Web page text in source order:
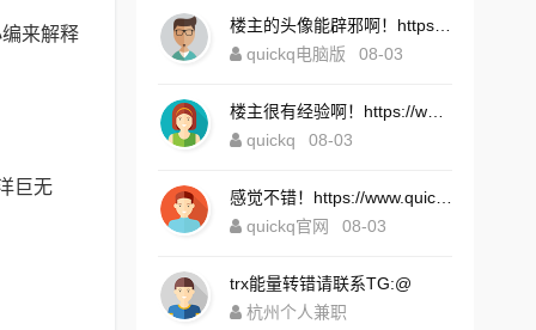
来解释
巨无
quickq电脑版
08-03
quickq
08-03
quickq官网
08-03
trx能量转错请联系TG:@
杭州个人兼职